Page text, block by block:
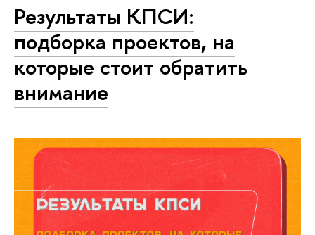
Результаты КПСИ:
подборка проектов, на
которые стоит обратить
внимание